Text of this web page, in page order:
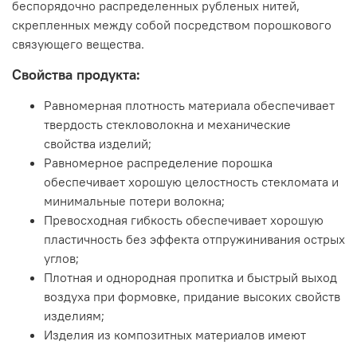
беспорядочно распределенных рубленых нитей,
скрепленных между собой посредством порошкового
связующего вещества.
Свойства продукта:
Равномерная плотность материала обеспечивает
твердость стекловолокна и механические
свойства изделий;
Равномерное распределение порошка
обеспечивает хорошую целостность стекломата и
минимальные потери волокна;
Превосходная гибкость обеспечивает хорошую
пластичность без эффекта отпружинивания острых
углов;
Плотная и однородная пропитка и быстрый выход
воздуха при формовке, придание высоких свойств
изделиям;
Изделия из композитных материалов имеют